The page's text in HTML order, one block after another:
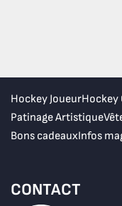
Hockey JoueurHockey
Patinage Artistique
Bons cadeauxInfos
CONTACT